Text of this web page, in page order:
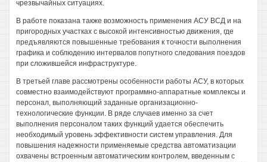
чрезвычайных ситуациях.
В работе показана также возможность применения АСУ ВСД и на
пригородных участках с высокой интенсивностью движения, где
предъявляются повышенные требования к точности выполнения
графика и соблюдению интервалов попутного следования поездов
при сложившейся инфраструктуре.
В третьей главе рассмотрены особенности работы АСУ, в которых
совместно взаимодействуют программно-аппаратные комплексы и
персонал, выполняющий заданные организационно-
технологические функции. В ряде случаев именно за счет
выполнения персоналом таких функций удается обеспечить
необходимый уровень эффективности систем управления. Для
повышения надежности применяемые средства автоматизации
охвачены встроенным автоматическим контролем, введенным с